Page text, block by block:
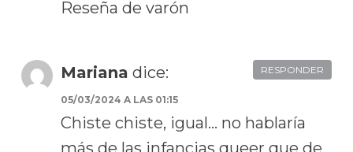
Reseña de varón
Mariana dice:
05/03/2024 A LAS 01:15
Chiste chiste, igual… no hablaría
más de las infancias queer que de
RESPONDER